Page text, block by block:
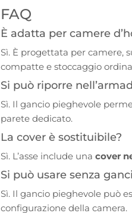
FAQ
È adatta per camere
Sì. È progettata per camere,
compatte e stoccaggio
Si può riporre
Sì. Il gancio pieghevole
parete dedicato.
La cover è sostituibile?
Sì. L’asse include unacover
Si può usare senza
Sì. Il gancio pieghevole può
configurazione della camera.